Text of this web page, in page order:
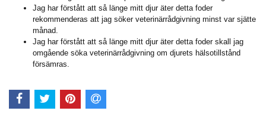
Jag har förstått att så länge mitt djur äter detta foder
rekommenderas att jag söker veterinärrådgivning minst var sjätte
månad.
Jag har förstått att så länge mitt djur äter detta foder skall jag
omgående söka veterinärrådgivning om djurets hälsotillstånd
försämras.